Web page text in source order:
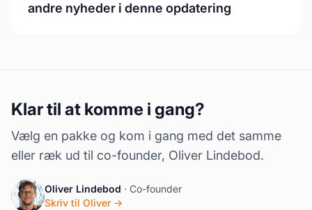
andre nyheder i denne opdatering
Klar til at komme i gang?
Vælg en pakke og kom i gang med det samme
eller ræk ud til co-founder, Oliver Lindebod.
Oliver Lindebod · Co-founder
Skriv til Oliver →